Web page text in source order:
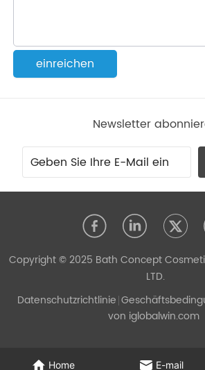
einreichen
Home E-mail
Newsletter
Copyright © 2025 Bath Concept
LTD.
Datenschutzrichtlinie
von iglobalwin.com